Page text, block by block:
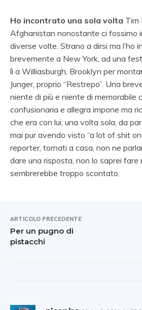
Ho incontrato una sola volta Tim
Afghanistan nonostante ci fossimo
diverse volte. Strano a dirsi ma l’ho
brevemente a New York, ad una
lì a Williasburgh, Brooklyn per
Junger, proprio “Restrepo”. Una
niente di più e niente di memorabile
confusionaria e allegra impone ma
che era con lui; una volta sola, da
mai pur avendo visto “a lot of shit
reporter, tornati a casa, non ne
dare una risposta, non lo saprei fare
sembrerebbe troppo scontato.
ARTICOLO PRECEDENTE
Per un pugno di
pistacchi